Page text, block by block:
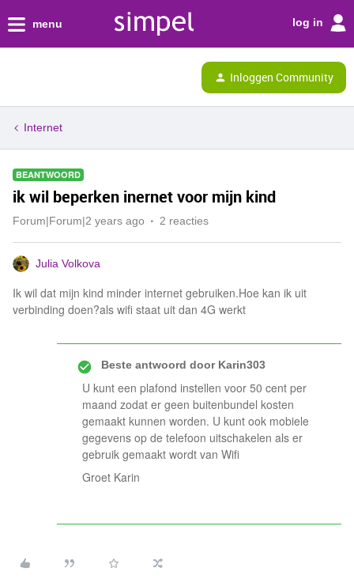
menu log in
Inloggen Community
Internet
BEANTWOORD
ik wil beperken inernet voor mijn kind
Forum|Forum|2 years ago 2 reacties
Julia Volkova
Ik wil dat mijn kind minder internet gebruiken.Hoe kan ik uit
verbinding doen?als wifi staat uit dan 4G werkt
Beste antwoord doorKarin303
U kunt een plafond instellen voor 50 cent per
maand zodat er geen buitenbundel kosten
gemaakt kunnen worden. U kunt ook mobiele
gegevens op de telefoon uitschakelen als er
gebruik gemaakt wordt van Wifi
Groet Karin